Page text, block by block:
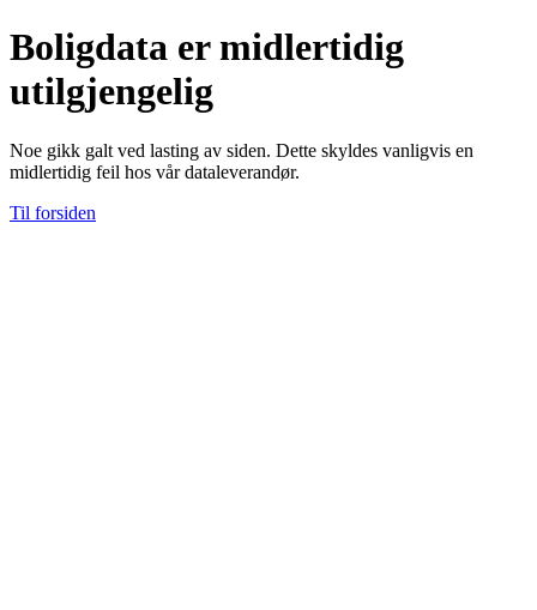
Boligdata er midlertidig
utilgjengelig
Noe gikk galt ved lasting av siden. Dette skyldes vanligvis en
midlertidig feil hos vår dataleverandør.
Til forsiden